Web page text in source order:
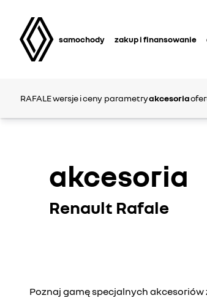
samochody zakup i finansowanie
RAFALEwersje i ceny parametryakcesoria
akcesoria
Renault Rafale
Poznaj gamę specjalnych